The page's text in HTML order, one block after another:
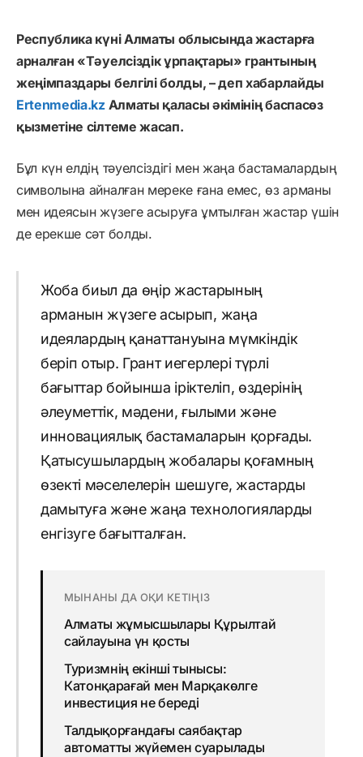
Республика күні Алматы облысында жастарға
арналған «Тәуелсіздік ұрпақтары» грантының
жеңімпаздары белгілі болды, – деп хабарлайды
Ertenmedia.kzАлматы қаласы әкімінің баспасөз
қызметіне сілтеме жасап.
Бұл күн елдің тәуелсіздігі мен жаңа бастамалардың
символына айналған мереке ғана емес, өз арманы
мен идеясын жүзеге асыруға ұмтылған жастар үшін
де ерекше сәт болды.
Жоба биыл да өңір жастарының
арманын жүзеге асырып, жаңа
идеялардың қанаттануына мүмкіндік
беріп отыр. Грант иегерлері түрлі
бағыттар бойынша іріктеліп, өздерінің
әлеуметтік, мәдени, ғылыми және
инновациялық бастамаларын қорғады.
Қатысушылардың жобалары қоғамның
өзекті мәселелерін шешуге, жастарды
дамытуға және жаңа технологияларды
енгізуге бағытталған.
МЫНАНЫ ДА ОҚИ КЕТІҢІЗ
Алматы жұмысшылары Құрылтай
сайлауына үн қосты
Туризмнің екінші тынысы:
Катонқарағай мен Марқакөлге
инвестиция не береді
Талдықорғандағы саябақтар
автоматты жүйемен суарылады